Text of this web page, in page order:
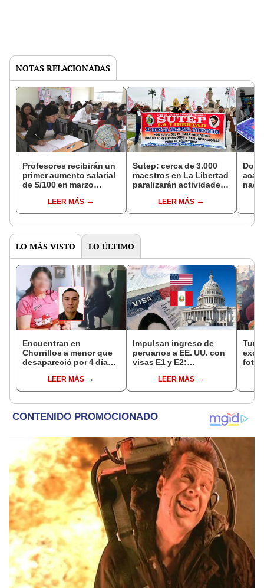
NOTAS RELACIONADAS
Profesores recibirán un
primer aumento salarial
de S/100 en marzo
LEER MÁS
Sutep: cerca de 3.000
maestros en La Libertad
paralizarán actividades
condiciones laborales
LEER MÁS
LO MÁS VISTO LO ÚLTIMO
Encuentran en
Chorrillos a menor que
desapareció por 4 días
sujeto que conoció en
Roblox: PNP busca al
LEER MÁS
Impulsan ingreso de
peruanos a EE. UU. con
visas E1 y E2:
pymes serían los más
beneficiados
LEER MÁS